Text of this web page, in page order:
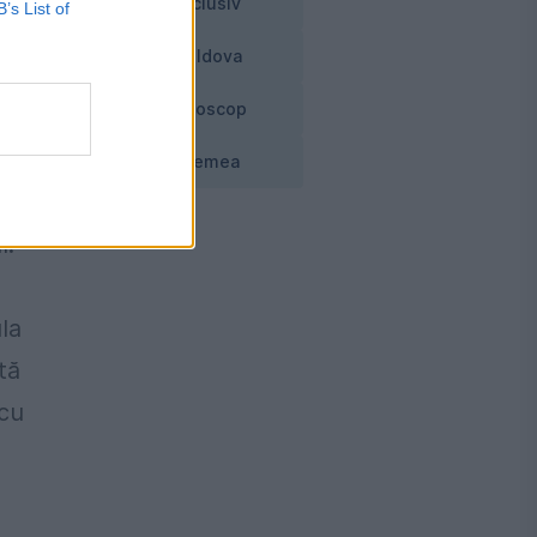
List of
Moldova
Horoscop
Vremea